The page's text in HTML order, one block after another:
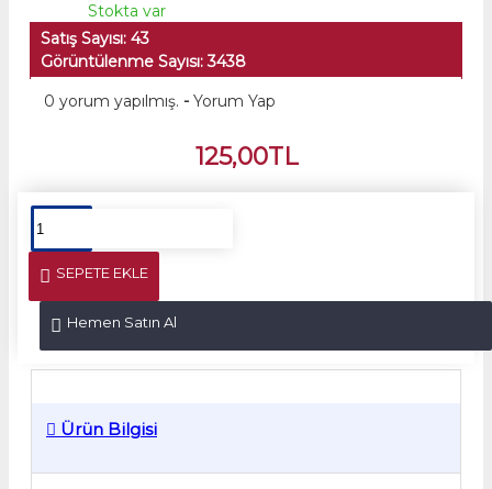
Stokta var
Satış Sayısı: 43
Görüntülenme Sayısı: 3438
0 yorum yapılmış. - Yorum Yap
125,00TL
SEPETE EKLE
Hemen Satın Al
Ürün Bilgisi